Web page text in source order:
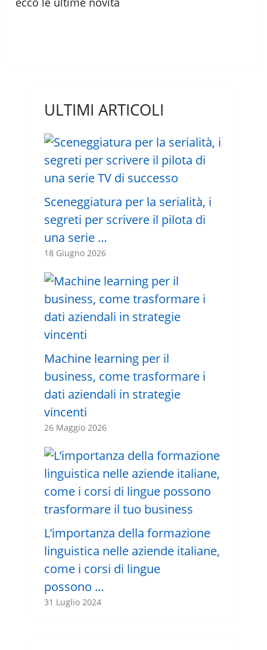
ULTIMI ARTICOLI
Sceneggiatura per la serialità, i
segreti per scrivere il pilota di
una serie …
18 Giugno 2026
Machine learning per il
business, come trasformare i
dati aziendali in strategie
vincenti
26 Maggio 2026
L’importanza della formazione
linguistica nelle aziende italiane,
come i corsi di lingue
possono …
31 Luglio 2024